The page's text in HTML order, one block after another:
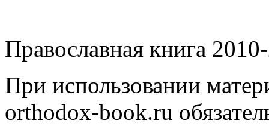
Православная книга
При использовании
orthodox-book.ru